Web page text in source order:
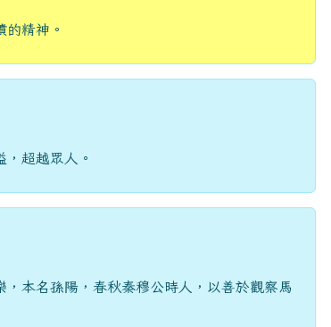
精神。
超越眾人。
，本名孫陽，春秋秦穆公時人，以善於觀察馬